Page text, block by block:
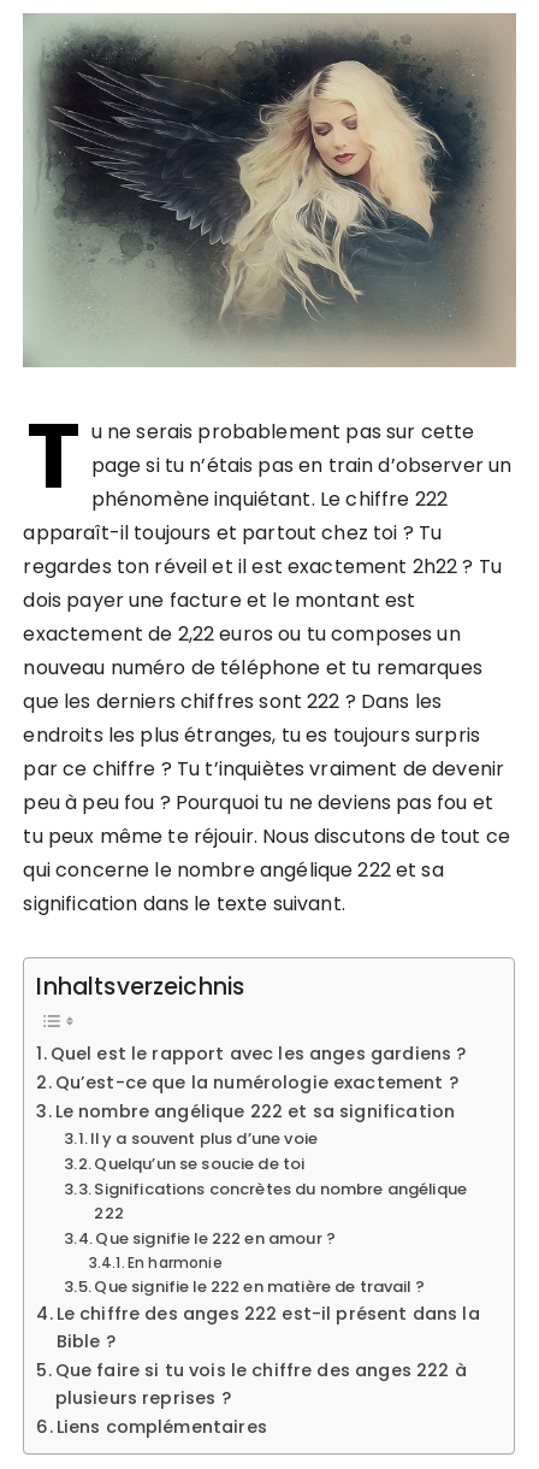
T u ne serais probablement pas sur cette
page si tu n’étais pas en train d’observer un
phénomène inquiétant. Le chiffre 222
apparaît-il toujours et partout chez toi ? Tu
regardes ton réveil et il est exactement 2h22 ? Tu
dois payer une facture et le montant est
exactement de 2,22 euros ou tu composes un
nouveau numéro de téléphone et tu remarques
que les derniers chiffres sont 222 ? Dans les
endroits les plus étranges, tu es toujours surpris
par ce chiffre ? Tu t’inquiètes vraiment de devenir
peu à peu fou ? Pourquoi tu ne deviens pas fou et
tu peux même te réjouir. Nous discutons de tout ce
qui concerne le nombre angélique 222 et sa
signification dans le texte suivant.
Inhaltsverzeichnis
Quel est le rapport avec les anges gardiens ?
Qu’est-ce que la numérologie exactement ?
Le nombre angélique 222 et sa signification
Il y a souvent plus d’une voie
Quelqu’un se soucie de toi
Significations concrètes du nombre angélique
222
Que signifie le 222 en amour ?
En harmonie
Que signifie le 222 en matière de travail ?
Le chiffre des anges 222 est-il présent dans la
Bible ?
Que faire si tu vois le chiffre des anges 222 à
plusieurs reprises ?
Liens complémentaires